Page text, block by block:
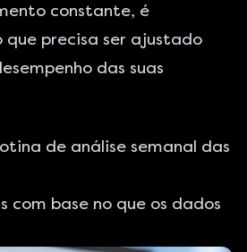
constante, é
que precisa ser ajustado
das suas
de análise semanal das
base no que os dados